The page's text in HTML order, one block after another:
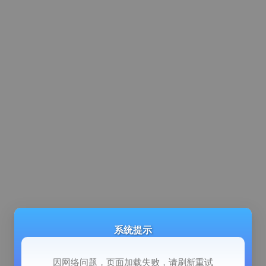
系统提示
因网络问题，页面加载失败，请刷新重试